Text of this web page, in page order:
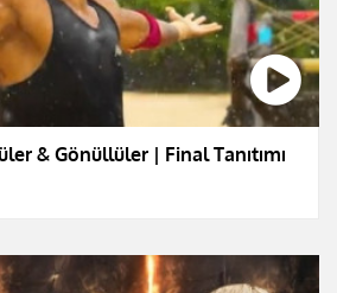
& Gönüllüler | Final Tanıtımı